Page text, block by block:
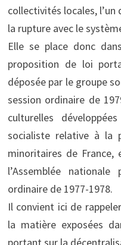
collectivités locales, l’un
la rupture avec le
Elle se place donc
proposition de loi
déposée par le groupe
session ordinaire de
culturelles
socialiste relative à la
minoritaires de France,
l’Assemblée
ordinaire de 1977-1978.
Il convient ici de
la matière exposées
portant sur la